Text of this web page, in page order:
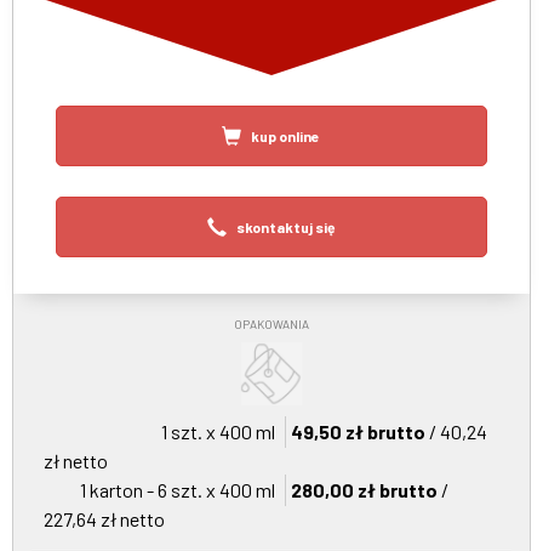
kup online
skontaktuj się
OPAKOWANIA
1 szt. x 400 ml 49,50 zł brutto / 40,24
zł netto
1 karton - 6 szt. x 400 ml
280,00 zł brutto /
227,64 zł netto